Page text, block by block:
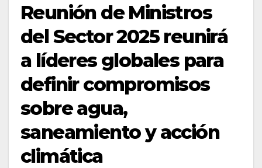
Reunión de Ministros
del Sector 2025 reunirá
a líderes globales para
definir compromisos
sobre agua,
saneamiento y acción
climática